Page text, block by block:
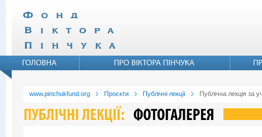
www.pinchukfund.org Проєкти Публічні лекції Публічна лекція за